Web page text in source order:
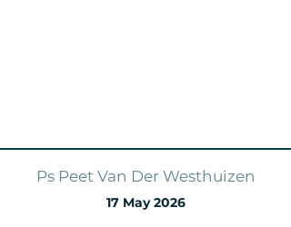
Ps Peet Van Der Westhuizen
17 May 2026